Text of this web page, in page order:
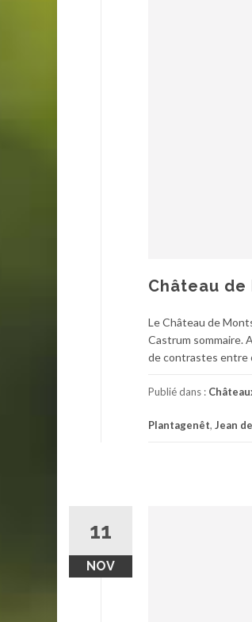
Château de
Le Château de
Castrum sommaire.
de contrastes entre
Publié dans :
Plantagenêt, Jean
11
NOV